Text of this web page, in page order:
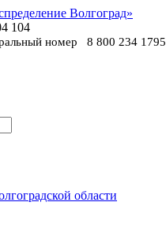
104
номер
8 800 234 1795
области